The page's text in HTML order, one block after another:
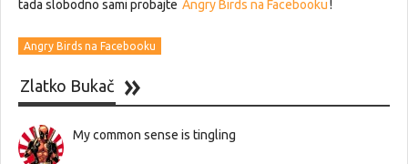
tada slobodno sami probajte Angry Birds na Facebooku!
Angry Birds na Facebooku
Zlatko Bukač
My common sense is tingling